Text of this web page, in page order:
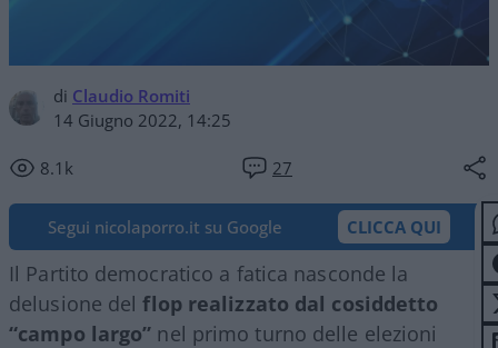
di Claudio Romiti
14 Giugno 2022, 14:25
8.1k 27
Segui nicolaporro.it su Google CLICCA QUI
Il Partito democratico a fatica nasconde la
delusione delflop realizzato dal cosiddetto
“campo largo” nel primo turno delle elezioni